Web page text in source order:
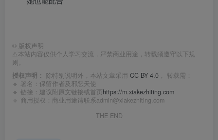
© 版权声明
⚠️本站内容仅供个人学习交流，严禁商业用途，转载须遵守以下规
则。
授权声明： 除特别说明外，本站文章采用 CC BY 4.0 ， 转载需：
🔹 署名：保留作者及 邪恶天使
🔹 链接：建议附原文链接或首页https://m.xiakezhiting.com
🔹 商用授权：商业用途请联系admin@xiakezhiting.com
THE END